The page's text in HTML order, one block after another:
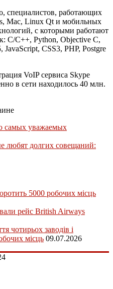
специалистов, работающих
Mac, Linux Qt и мобильных
с которыми работают
C/C++, Python, Objective C,
CSS3, PHP, Postgre
VoIP сервиса Skype
в сети находилось 40 млн.
самых уважаемых
любят долгих совещаний:
5000 робочих місць
рейс British Airways
чотирьох заводів і
місць 09.07.2026